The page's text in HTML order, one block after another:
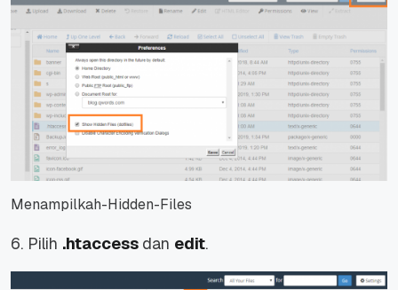
Menampilkah-Hidden-Files
6. Pilih .htaccess dan edit.